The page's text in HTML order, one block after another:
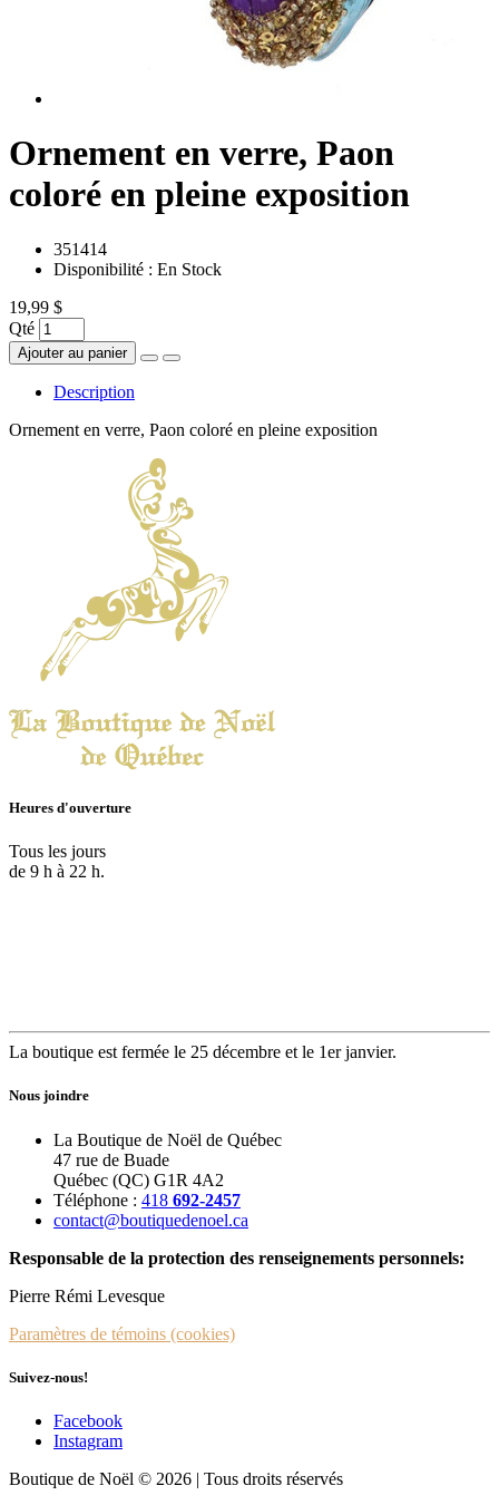
Ornement en verre, Paon
coloré en pleine exposition
351414
Disponibilité : En Stock
19,99 $
Qté
Ajouter au panier
Description
Ornement en verre, Paon coloré en pleine exposition
Heures d'ouverture
Tous les jours
de 9 h à 22 h.
La boutique est fermée le 25 décembre et le 1er janvier.
Nous joindre
La Boutique de Noël de Québec
47 rue de Buade
Québec (QC) G1R 4A2
Téléphone : 418 692-2457
contact@boutiquedenoel.ca
Responsable de la protection des renseignements personnels:
Pierre Rémi Levesque
Paramètres de témoins (cookies)
Suivez-nous!
Facebook
Instagram
Boutique de Noël © 2026 | Tous droits réservés